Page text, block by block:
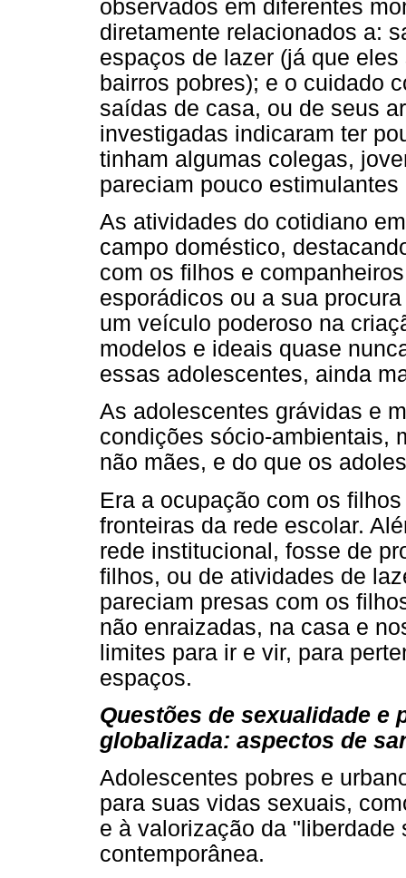
observados em diferentes
diretamente relacionados a:
espaços de lazer (já que
bairros pobres); e o cuidado
saídas de casa, ou de seus
investigadas indicaram ter
tinham algumas colegas,
pareciam pouco
As atividades do cotidiano
campo doméstico,
com os filhos e
esporádicos ou a sua
um veículo poderoso na
modelos e ideais quase
essas adolescentes, ainda
As adolescentes grávidas e
condições sócio-ambientais,
não mães, e do que os
Era a ocupação com os
fronteiras da rede escolar.
rede institucional, fosse de
filhos, ou de atividades de
pareciam presas com os
não enraizadas, na casa e
limites para ir e vir, para
espaços.
Questões de sexualidade e
globalizada: aspectos de
Adolescentes pobres e
para suas vidas sexuais,
e à valorização da "liberdade
contemporânea.